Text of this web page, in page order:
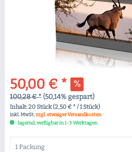
50,00 € *
100,28 € *(50,14% gespart)
Inhalt:20 Stück (2,50 € * / 1 Stück)
inkl. MwSt.zzgl. etwaiger Versandkosten
lagernd, verfügbar in 1-3 Werktagen